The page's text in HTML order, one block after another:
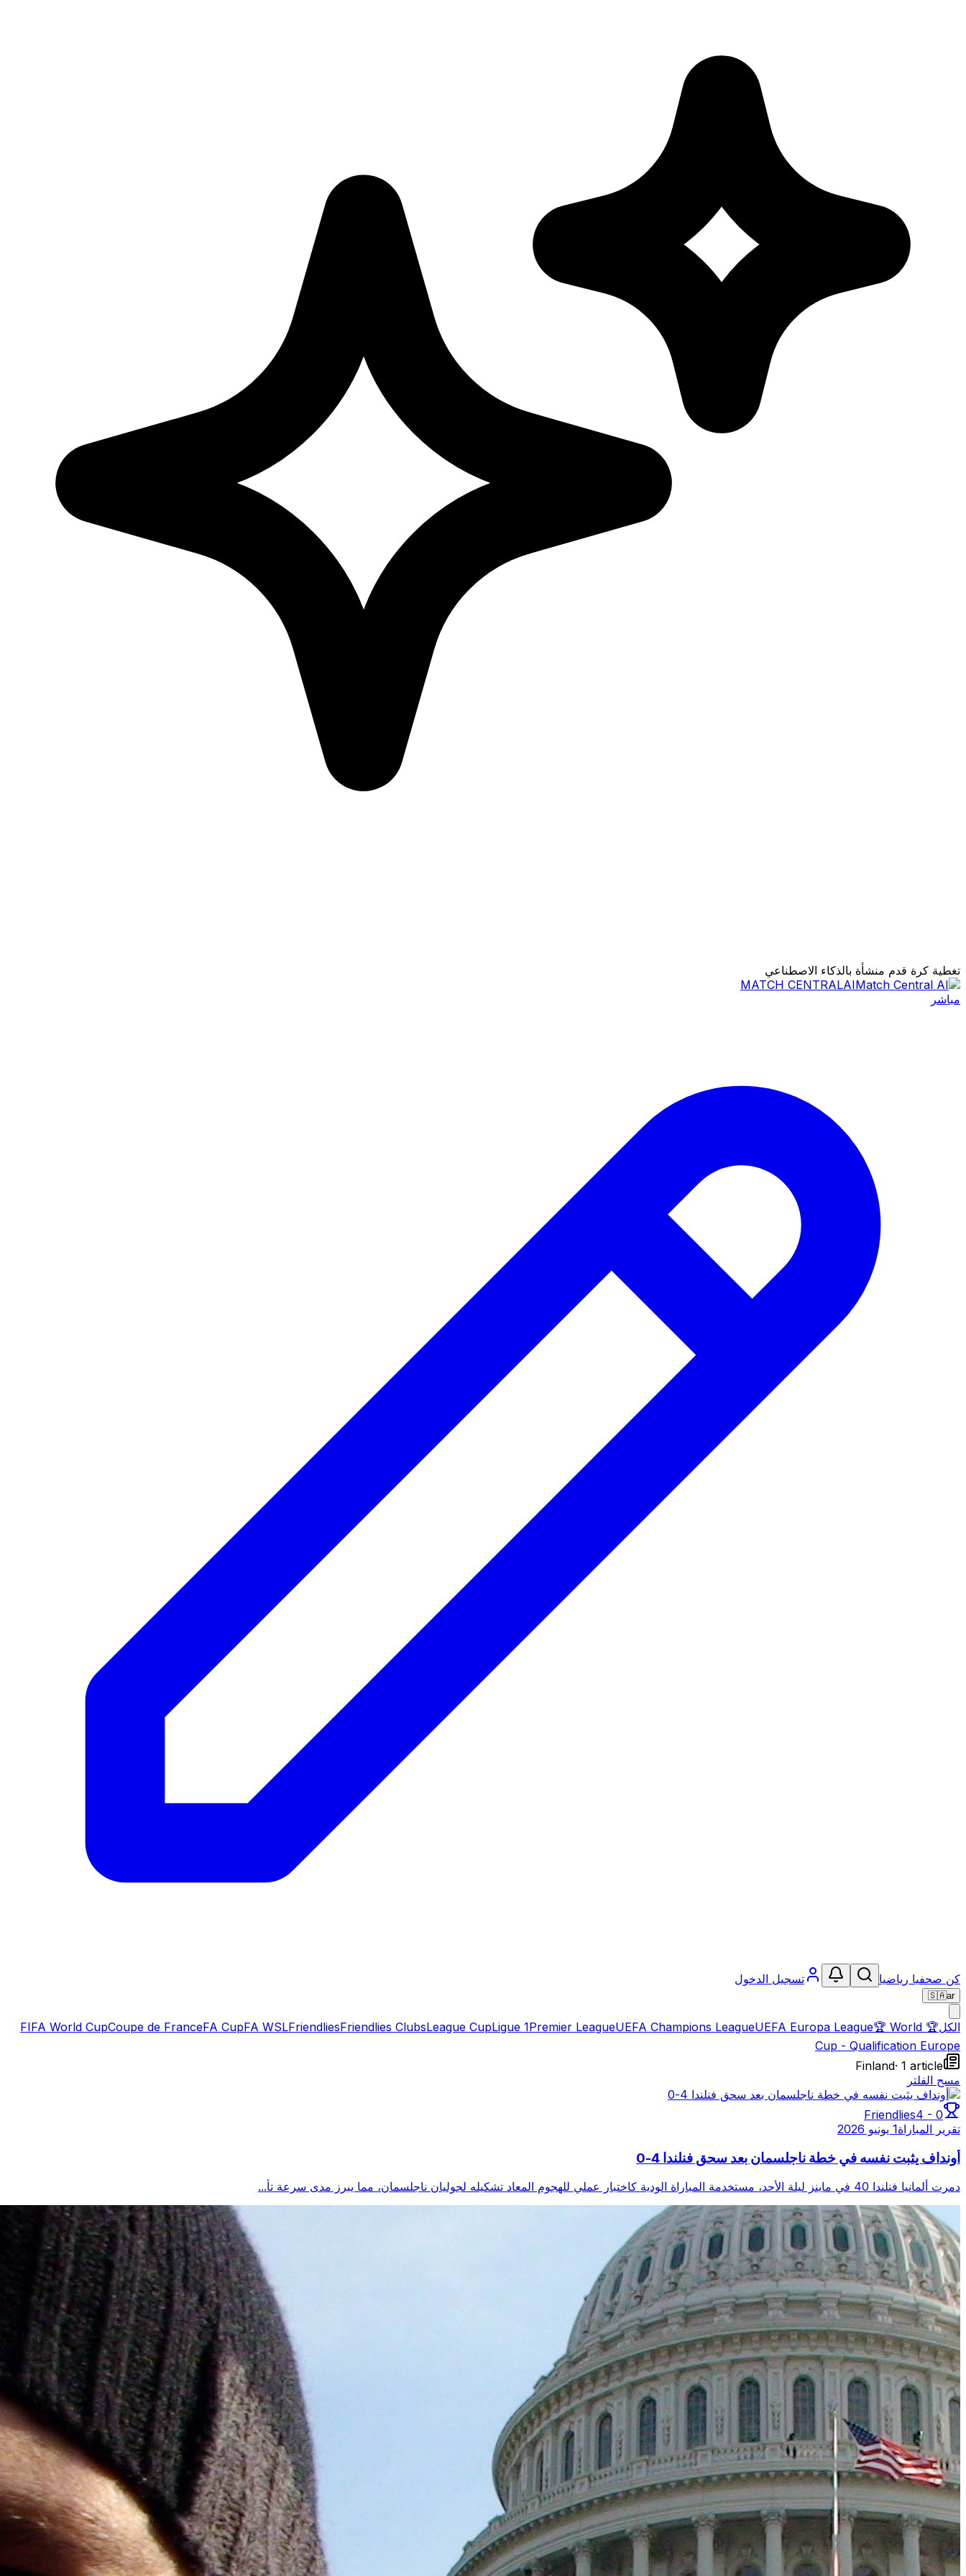
تغطية كرة قدم منشأة بالذكاء الاصطناعي
MATCH CENTRALAI
مباشر
كن صحفيا رياضيا تسجيل الدخول
🇸🇦ar
الكل🏆
FIFA World CupCoupe de FranceFA CupFA WSLFriendliesFriendlies ClubsLeague CupLigue 1Premier LeagueUEFA Champions LeagueUEFA Europa League🏆 World
Cup - Qualification Europe
Finland· 1 article
مسح الفلتر
Friendlies4 - 0
تقرير المباراة1 يونيو 2026
أونداف يثبت نفسه في خطة ناجلسمان بعد سحق فنلندا 4-0
دمرت ألمانيا فنلندا 40 في ماينز ليلة الأحد، مستخدمة المباراة الودية كاختبار عملي للهجوم المعاد تشكيله لجوليان ناجلسمان، مما يبرز مدى سرعة تأ...